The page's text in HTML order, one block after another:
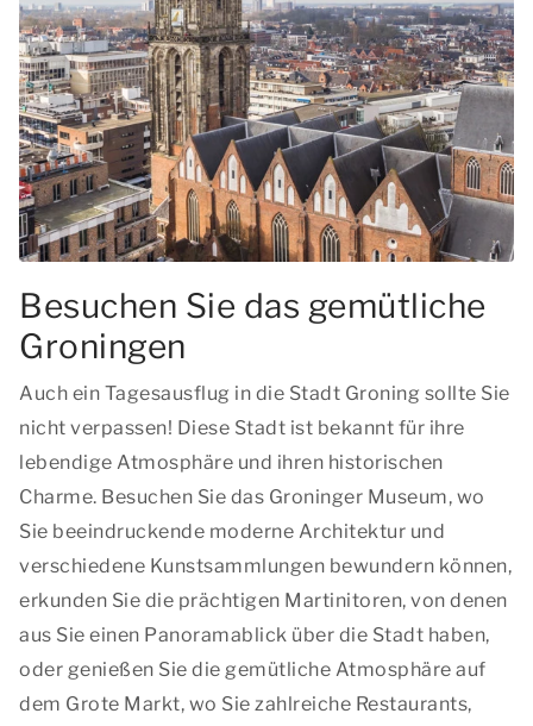
Besuchen Sie das gemütliche
Groningen
Auch ein Tagesausflug in die Stadt Groning sollte Sie
nicht verpassen! Diese Stadt ist bekannt für ihre
lebendige Atmosphäre und ihren historischen
Charme. Besuchen Sie das Groninger Museum, wo
Sie beeindruckende moderne Architektur und
verschiedene Kunstsammlungen bewundern können,
erkunden Sie die prächtigen Martinitoren, von denen
aus Sie einen Panoramablick über die Stadt haben,
oder genießen Sie die gemütliche Atmosphäre auf
dem Grote Markt, wo Sie zahlreiche Restaurants,